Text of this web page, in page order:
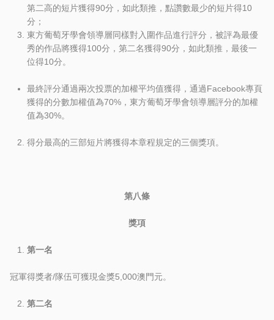
第二高的短片獲得90分，如此類推，點讚數最少的短片得10
分；
東方葡萄牙學會領導層同樣對入圍作品進行評分，被評為最優
秀的作品將獲得100分，第二名獲得90分，如此類推，最後一
位得10分。
最終評分通過兩次投票的加權平均值獲得，通過Facebook專頁
獲得的分數加權值為70%，東方葡萄牙學會領導層評分的加權
值為30%。
得分最高的三部短片將獲得本章程規定的三個獎項。
第八條
獎項
第一名
冠軍得獎者/隊伍可獲現金獎5,000澳門元。
第二名